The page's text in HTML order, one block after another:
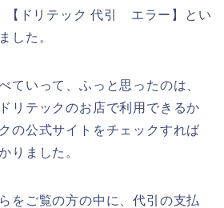
【ドリテック 代引 エラー】とい
した。
ていって、ふっと思ったのは、
リテックのお店で利用できるか
の公式サイトをチェックすれば
りました。
をご覧の方の中に、代引の支払